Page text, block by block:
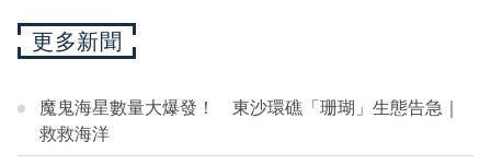
更多新聞
魔鬼海星數量大爆發！ 東沙環礁「珊瑚」生態告急｜
救救海洋